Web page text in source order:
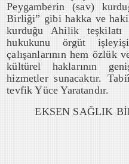
Peygamberin (sav)
Birliği” gibi hakka ve
kurduğu Ahilik
hukukunu örgüt
çalışanlarının hem özlük
kültürel haklarının
hizmetler sunacaktır.
tevfik Yüce Yaratandır.
EKSEN SAĞLIK